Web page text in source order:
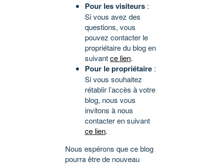
Pour les visiteurs :
Si vous avez des
questions, vous
pouvez contacter le
propriétaire du blog en
suivantce lien.
Pour le propriétaire :
Si vous souhaitez
rétablir l’accès à votre
blog, nous vous
invitons à nous
contacter en suivant
ce lien.
Nous espérons que ce blog
pourra être de nouveau